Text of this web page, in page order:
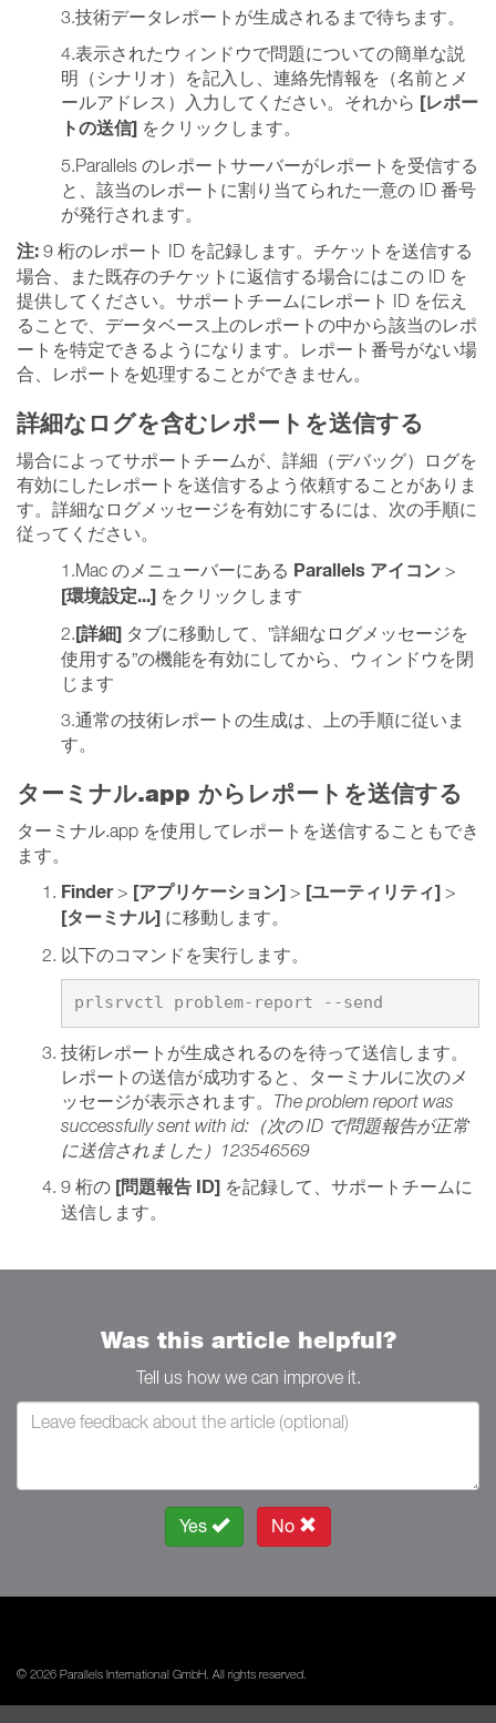
3.技術データレポートが生成されるまで待ちます。
4.表示されたウィンドウで問題についての簡単な説
明（シナリオ）を記入し、連絡先情報を（名前とメ
ールアドレス）入力してください。それから [レポー
トの送信] をクリックします。
5.Parallels のレポートサーバーがレポートを受信する
と、該当のレポートに割り当てられた一意の ID 番号
が発行されます。
注: 9 桁のレポート ID を記録します。チケットを送信する
場合、また既存のチケットに返信する場合にはこの ID を
提供してください。サポートチームにレポート ID を伝え
ることで、データベース上のレポートの中から該当のレポ
ートを特定できるようになります。レポート番号がない場
合、レポートを処理することができません。
詳細なログを含むレポートを送信する
場合によってサポートチームが、詳細（デバッグ）ログを
有効にしたレポートを送信するよう依頼することがありま
す。詳細なログメッセージを有効にするには、次の手順に
従ってください。
1.Mac のメニューバーにある Parallels アイコン >
[環境設定...] をクリックします
2.[詳細] タブに移動して、”詳細なログメッセージを
使用する”の機能を有効にしてから、ウィンドウを閉
じます
3.通常の技術レポートの生成は、上の手順に従いま
す。
ターミナル.app からレポートを送信する
ターミナル.app を使用してレポートを送信することもでき
ます。
Finder> [アプリケーション] > [ユーティリティ] >
[ターミナル] に移動します。
以下のコマンドを実行します。
prlsrvctl problem-report --send
技術レポートが生成されるのを待って送信します。
レポートの送信が成功すると、ターミナルに次のメ
ッセージが表示されます。 The problem report was
successfully sent with id:（次の ID で問題報告が正常
に送信されました）123546569
9 桁の [問題報告 ID] を記録して、サポートチームに
送信します。
Was this article helpful?
Tell us how we can improve it.
Yes No
© 2026 Parallels International GmbH. All rights reserved.